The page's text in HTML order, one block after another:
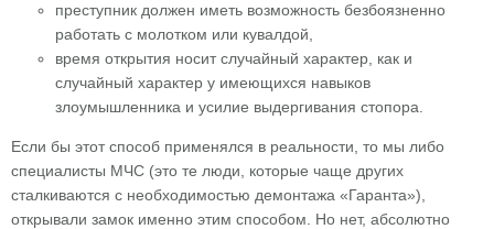
преступник должен иметь возможность безбоязненно
работать с молотком или кувалдой,
время открытия носит случайный характер, как и
случайный характер у имеющихся навыков
злоумышленника и усилие выдергивания стопора.
Если бы этот способ применялся в реальности, то мы либо
специалисты МЧС (это те люди, которые чаще других
сталкиваются с необходимостью демонтажа «Гаранта»),
открывали замок именно этим способом. Но нет, абсолютно